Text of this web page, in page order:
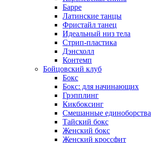
Барре
Латинские танцы
Фристайл танец
Идеальный низ тела
Стрип-пластика
Дэнсхолл
Контемп
Бойцовский клуб
Бокс
Бокс: для начинающих
Грэпплинг
Кикбоксинг
Смешанные единоборства
Тайский бокс
Женский бокс
Женский кроссфит